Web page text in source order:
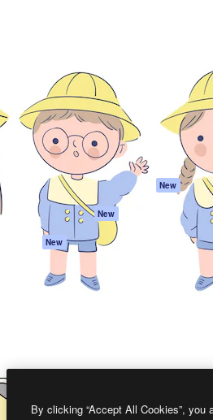
AI 어시스턴트
AI 이미지 생성기
AI 동영상 생성기
AI 텍스트 음성 변환
스톡 콘텐츠
Claude/ChatGPT
용 MCP
New
New
모바일 앱
지원
이용 약관
개인정보 보호
원본
New
Trust Center
제휴 파트너
By clicking “Accept All Cookies”,